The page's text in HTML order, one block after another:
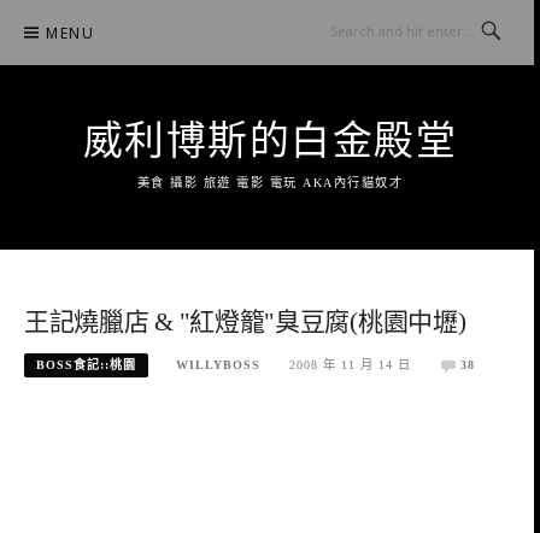
content
MENU
威利博斯的白金殿堂
美食 攝影 旅遊 電影 電玩 AKA內行貓奴才
王記燒臘店 & "紅燈籠"臭豆腐(桃園中壢)
BOSS食記::桃園 WILLYBOSS 2008 年 11 月 14 日 38